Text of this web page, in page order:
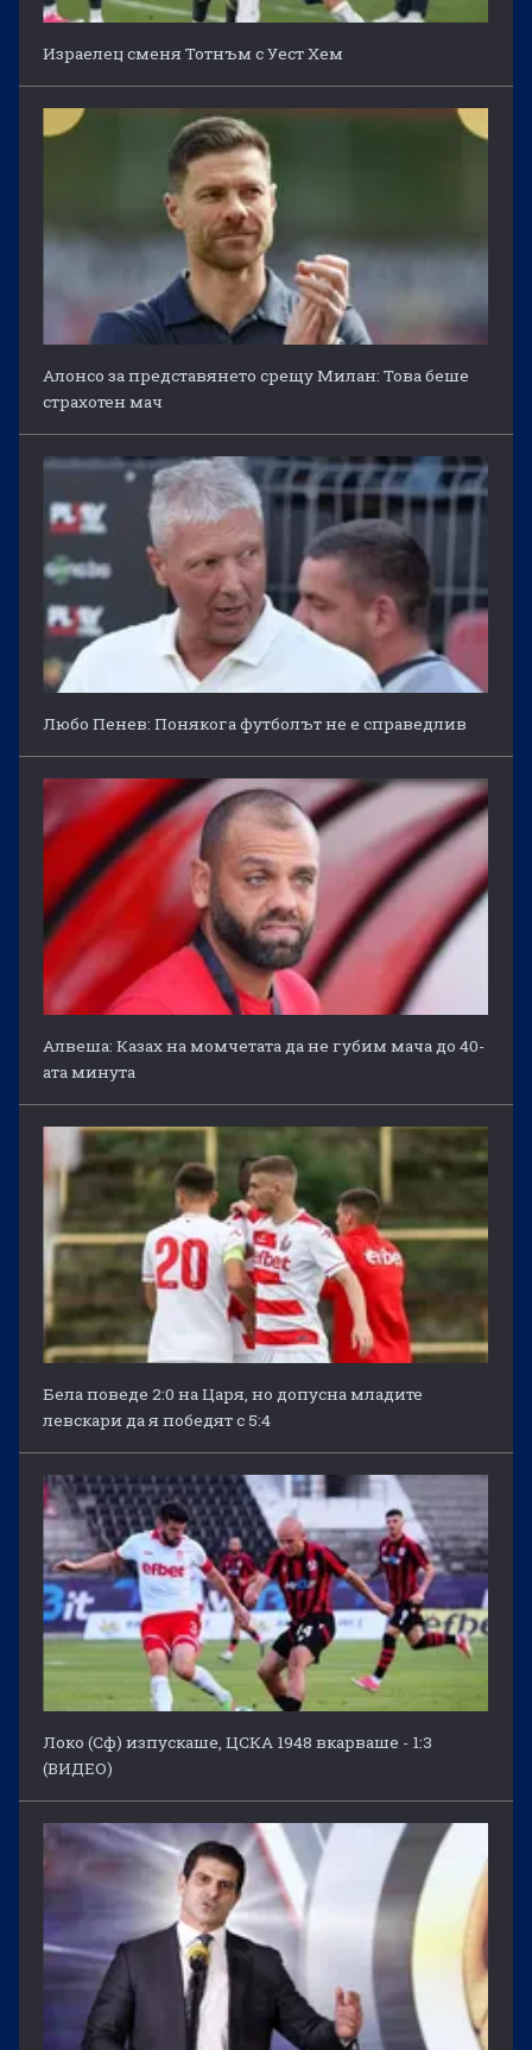
Израелец сменя Тотнъм с Уест Хем
Алонсо за представянето срещу Милан: Това беше
страхотен мач
Любо Пенев: Понякога футболът не е справедлив
Алвеша: Казах на момчетата да не губим мача до 40-
ата минута
Бела поведе 2:0 на Царя, но допусна младите
левскари да я победят с 5:4
Локо (Сф) изпускаше, ЦСКА 1948 вкарваше - 1:3
(ВИДЕО)